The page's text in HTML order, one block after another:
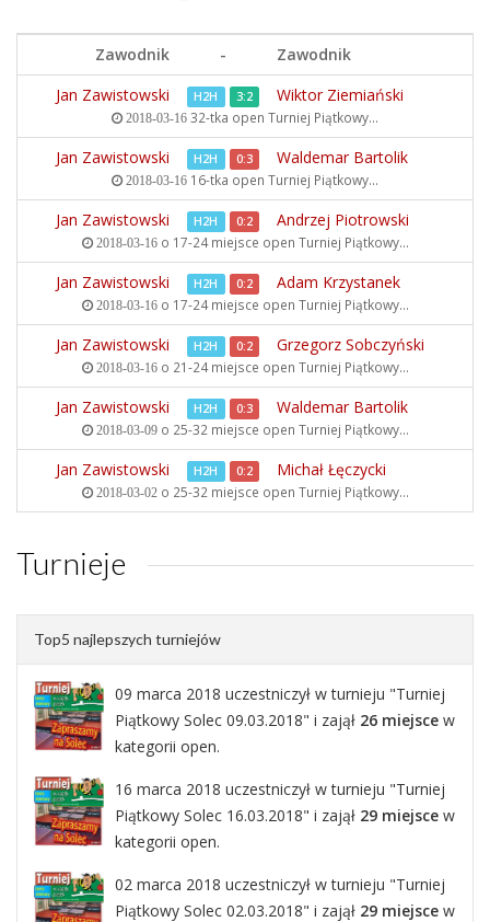
Zawodnik -
Zawodnik
Jan Zawistowski
H2H 3:2 Wiktor Ziemiański
2018-03-16 32-tka open Turniej Piątkowy...
Jan Zawistowski H2H 0:3 Waldemar Bartolik
2018-03-16 16-tka open Turniej Piątkowy...
Jan Zawistowski H2H 0:2 Andrzej Piotrowski
2018-03-16o 17-24 miejsce open Turniej Piątkowy...
Jan Zawistowski H2H 0:2 Adam Krzystanek
2018-03-16o 17-24 miejsce open Turniej Piątkowy...
Jan Zawistowski H2H 0:2 Grzegorz Sobczyński
2018-03-16o 21-24 miejsce open Turniej Piątkowy...
Jan Zawistowski H2H 0:3 Waldemar Bartolik
2018-03-09o 25-32 miejsce open Turniej Piątkowy...
Jan Zawistowski H2H 0:2 Michał Łęczycki
2018-03-02o 25-32 miejsce open Turniej Piątkowy...
Turnieje
Top5 najlepszych turniejów
09 marca 2018 uczestniczył w turnieju "Turniej
Piątkowy Solec 09.03.2018" i zajął 26 miejsce w
kategorii open.
16 marca 2018 uczestniczył w turnieju "Turniej
Piątkowy Solec 16.03.2018" i zajął 29 miejsce w
kategorii open.
02 marca 2018 uczestniczył w turnieju "Turniej
Piątkowy Solec 02.03.2018" i zajął 29 miejsce w